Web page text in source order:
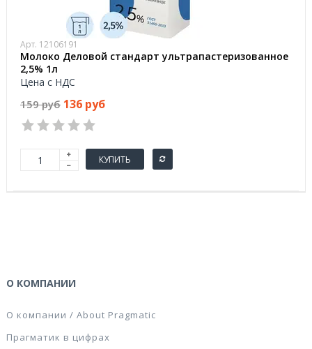
Арт. 12106191
Молоко Деловой стандарт ультрапастеризованное
2,5% 1л
Цена с НДС
159 руб 136 руб
КУПИТЬ
О КОМПАНИИ
О компании / About Pragmatic
Прагматик в цифрах